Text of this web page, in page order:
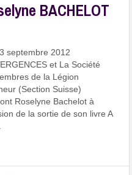
BACHELOT
septembre 2012
et La Société
de la Légion
(Section Suisse)
Roselyne Bachelot à
de la sortie de son livre A